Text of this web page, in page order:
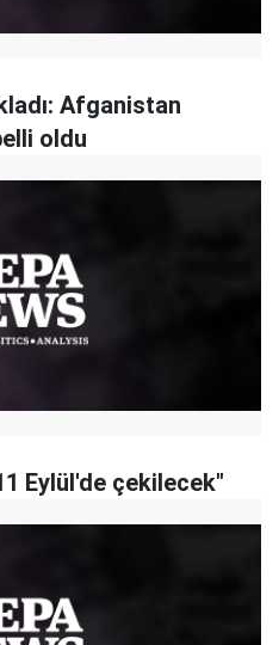
Afganistan
oldu
Eylül'de çekilecek"